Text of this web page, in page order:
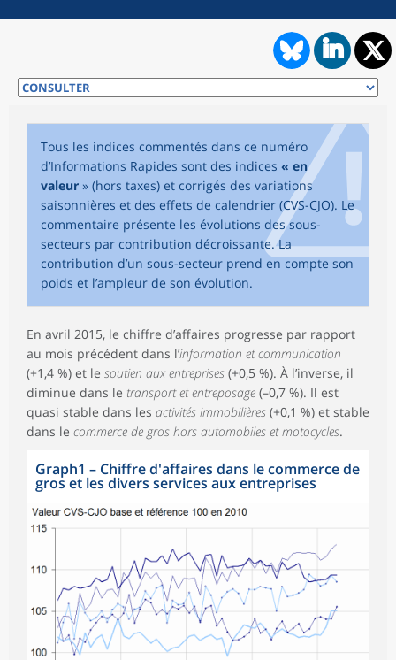
Tous les indices commentés dans ce numéro
d’Informations Rapides sont des indices « en
valeur » (hors taxes) et corrigés des variations
saisonnières et des effets de calendrier (CVS-CJO). Le
commentaire présente les évolutions des sous-
secteurs par contribution décroissante. La
contribution d’un sous-secteur prend en compte son
poids et l’ampleur de son évolution.
En avril 2015, le chiffre d’affaires progresse par rapport
au mois précédent dans l’information et communication
(+1,4 %) et le soutien aux entreprises (+0,5 %). À l’inverse, il
diminue dans le transport et entreposage (–0,7 %). Il est
quasi stable dans les activités immobilières (+0,1 %) et stable
dans le commerce de gros hors automobiles et motocycles.
Graph1 – Chiffre d'affaires dans le commerce de
gros et les divers services aux entreprises